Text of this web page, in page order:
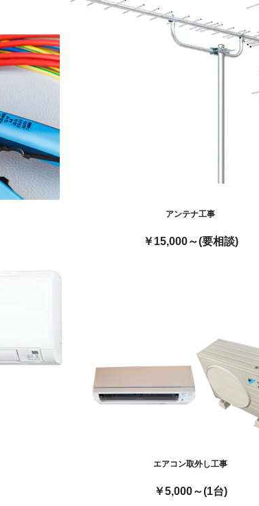
アンテナ工事
￥15,000～(要相談)
エアコン取外し工事
￥5,000～(1台)